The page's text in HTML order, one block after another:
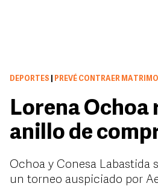
DEPORTES PREVÉ CONTRAER
Lorena Ochoa
anillo de
Ochoa y Conesa Labastida
un torneo auspiciado por